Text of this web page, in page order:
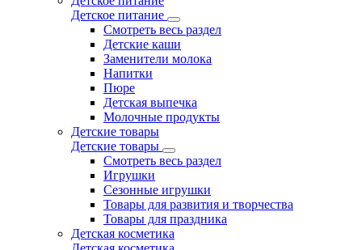
Детское питание
Смотреть весь раздел
Детские каши
Заменители молока
Напитки
Пюре
Детская выпечка
Молочные продукты
Детские товары
Детские товары
Смотреть весь раздел
Игрушки
Сезонные игрушки
Товары для развития и творчества
Товары для праздника
Детская косметика